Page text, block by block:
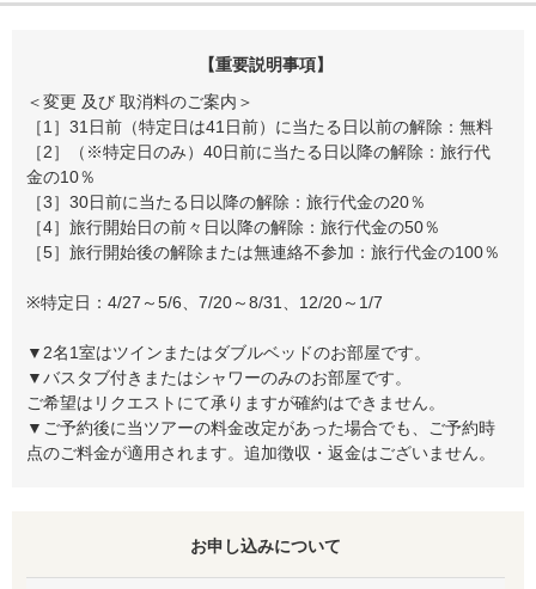
【重要説明事項】
＜変更 及び 取消料のご案内＞
［1］31日前（特定日は41日前）に当たる日以前の解除：無料
［2］（※特定日のみ）40日前に当たる日以降の解除：旅行代
金の10％
［3］30日前に当たる日以降の解除：旅行代金の20％
［4］旅行開始日の前々日以降の解除：旅行代金の50％
［5］旅行開始後の解除または無連絡不参加：旅行代金の100％
※特定日：4/27～5/6、7/20～8/31、12/20～1/7
▼2名1室はツインまたはダブルベッドのお部屋です。
▼バスタブ付きまたはシャワーのみのお部屋です。
ご希望はリクエストにて承りますが確約はできません。
▼ご予約後に当ツアーの料金改定があった場合でも、ご予約時
点のご料金が適用されます。追加徴収・返金はございません。
お申し込みについて